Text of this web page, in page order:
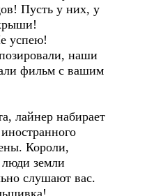
Пусть у них, у
успею!
наши
фильм с вашим
лайнер набирает
Короли,
земли
слушают вас.